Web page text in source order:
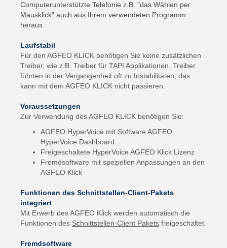
Computerunterstützte Telefonie z.B. "das Wählen per
Mausklick" auch aus Ihrem verwendeten Programm
heraus.
Laufstabil
Für den AGFEO KLICK benötigen Sie keine zusätzlichen
Treiber, wie z.B. Treiber für TAPI Applikationen. Treiber
führten in der Vergangenheit oft zu Instabilitäten, das
kann mit dem AGFEO KLICK nicht passieren.
Voraussetzungen
Zur Verwendung des AGFEO KLICK benötigen Sie:
AGFEO HyperVoice mit Software AGFEO
HyperVoice Dashboard
Freigeschaltete HyperVoice AGFEO Klick Lizenz
Fremdsoftware mit speziellen Anpassungen an den
AGFEO Klick
Funktionen des Schnittstellen-Client-Pakets
integriert
Mit Erwerb des AGFEO Klick werden automatisch die
Funktionen des Schnittstellen-Client Pakets freigeschaltet.
Fremdsoftware